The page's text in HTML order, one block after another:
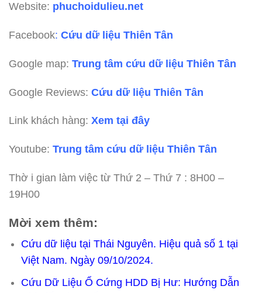
Website: phuchoidulieu.net
Facebook: Cứu dữ liệu Thiên Tân
Google map: Trung tâm cứu dữ liệu Thiên Tân
Google Reviews: Cứu dữ liệu Thiên Tân
Link khách hàng: Xem tại đây
Youtube: Trung tâm cứu dữ liệu Thiên Tân
Thờ i gian làm việc từ Thứ 2 – Thứ 7 : 8H00 –
19H00
Mời xem thêm:
Cứu dữ liệu tại Thái Nguyên. Hiệu quả số 1 tại
Việt Nam. Ngày 09/10/2024.
Cứu Dữ Liệu Ổ Cứng HDD Bị Hư: Hướng Dẫn